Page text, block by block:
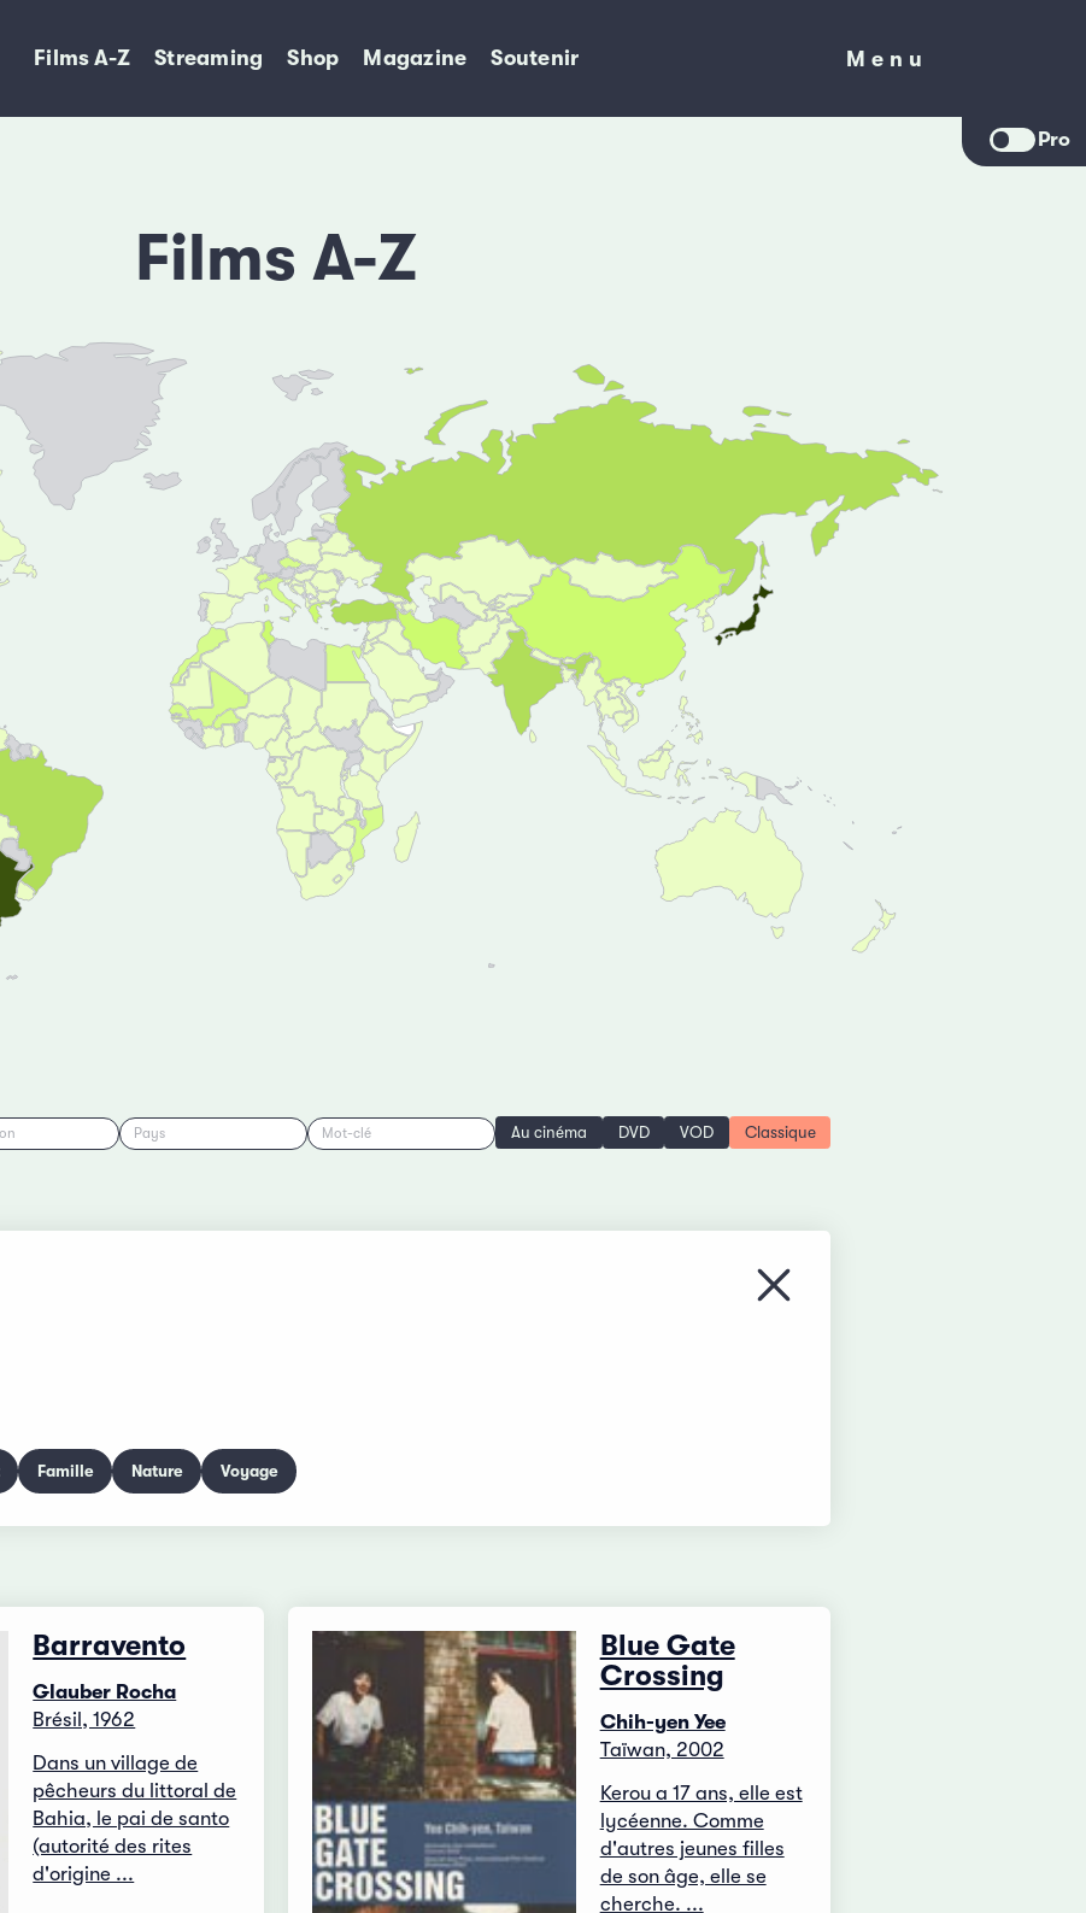
Films A-Z Streaming Shop Magazine Soutenir
Menu
Menu
Pro
Films A-Z
Pays Mot-clé Au cinéma DVD VOD Classique
Fermer le menu
Famille Nature Voyage
Barravento
Glauber Rocha
Brésil, 1962
Dans un village de
pêcheurs du littoral de
Bahia, le pai de santo
(autorité des rites
d'origine ...
Blue Gate
Crossing
Chih-yen Yee
Taïwan, 2002
Kerou a 17 ans, elle est
lycéenne. Comme
d'autres jeunes filles
de son âge, elle se
cherche. ...